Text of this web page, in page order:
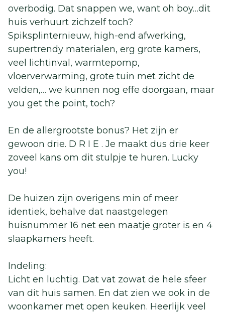
overbodig. Dat snappen we, want oh boy…dit
huis verhuurt zichzelf toch?
Spiksplinternieuw, high-end afwerking,
supertrendy materialen, erg grote kamers,
veel lichtinval, warmtepomp,
vloerverwarming, grote tuin met zicht de
velden,… we kunnen nog effe doorgaan, maar
you get the point, toch?
En de allergrootste bonus? Het zijn er
gewoon drie. D R I E . Je maakt dus drie keer
zoveel kans om dit stulpje te huren. Lucky
you!
De huizen zijn overigens min of meer
identiek, behalve dat naastgelegen
huisnummer 16 net een maatje groter is en 4
slaapkamers heeft.
Indeling:
Licht en luchtig. Dat vat zowat de hele sfeer
van dit huis samen. En dat zien we ook in de
woonkamer met open keuken. Heerlijk veel